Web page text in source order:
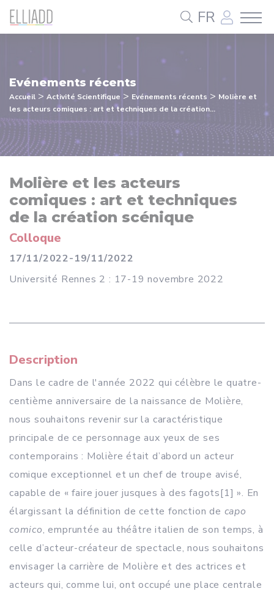
FR
Evénements récents
Accueil > Activité Scientifique > Evénements récents > Molière et
les acteurs comiques : art et techniques de la création...
Molière et les acteurs
comiques : art et techniques
de la création scénique
Colloque
17/11/2022-19/11/2022
Université Rennes 2 : 17-19 novembre 2022
Description
Dans le cadre de l'année 2022 qui célèbre le quatre-
centième anniversaire de la naissance de Molière,
nous souhaitons revenir sur la caractéristique
principale de ce personnage aux yeux de ses
contemporains : Molière était d’abord un acteur
comique exceptionnel et un chef de troupe avisé,
capable de « faire jouer jusques à des fagots[1] ». En
élargissant la définition de cette fonction de capo
comico, empruntée au théâtre italien de son temps, à
celle d’acteur-créateur de spectacle, nous souhaitons
envisager la carrière de Molière et des actrices et
acteurs qui, comme lui, ont occupé une place centrale
Panneau de gestion des cookies